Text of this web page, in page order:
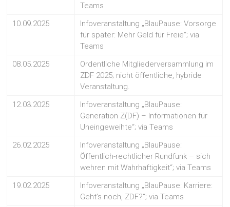
Teams
10.09.2025
Infoveranstaltung „BlauPause: Vorsorge
für später: Mehr Geld für Freie“; via
Teams
08.05.2025
Ordentliche Mitgliederversammlung im
ZDF 2025; nicht öffentliche, hybride
Veranstaltung.
12.03.2025
Infoveranstaltung „BlauPause:
Generation Z(DF) – Informationen für
Uneingeweihte“; via Teams
26.02.2025
Infoveranstaltung „BlauPause:
Öffentlich-rechtlicher Rundfunk – sich
wehren mit Wahrhaftigkeit“; via Teams
19.02.2025
Infoveranstaltung „BlauPause: Karriere:
Geht’s noch, ZDF?“; via Teams